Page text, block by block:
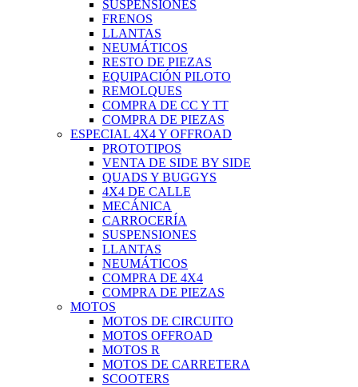
SUSPENSIONES
FRENOS
LLANTAS
NEUMÁTICOS
RESTO DE PIEZAS
EQUIPACIÓN PILOTO
REMOLQUES
COMPRA DE CC Y TT
COMPRA DE PIEZAS
ESPECIAL 4X4 Y OFFROAD
PROTOTIPOS
VENTA DE SIDE BY SIDE
QUADS Y BUGGYS
4X4 DE CALLE
MECÁNICA
CARROCERÍA
SUSPENSIONES
LLANTAS
NEUMÁTICOS
COMPRA DE 4X4
COMPRA DE PIEZAS
MOTOS
MOTOS DE CIRCUITO
MOTOS OFFROAD
MOTOS R
MOTOS DE CARRETERA
SCOOTERS